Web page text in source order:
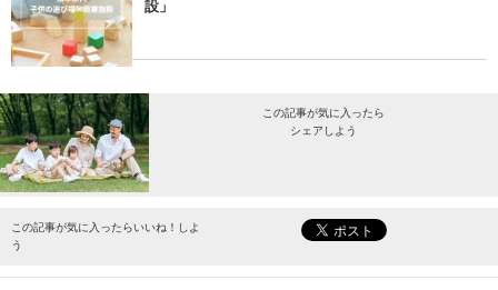
設」
この記事が気に入ったら
シェアしよう
最新情報をお届けします。
この記事が気に入ったらいいね！しよ
う